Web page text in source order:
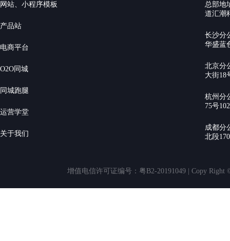
网站、小程序模板
产品站
电商平台
O2O同城
同城跑腿
运营学堂
关于我们
总部地
道汇潮
长沙分
华盛蓝
北京分
大街18
杭州分
75号
成都分
北段
增值电信许可证编号：粤B2-20191049 | Copy